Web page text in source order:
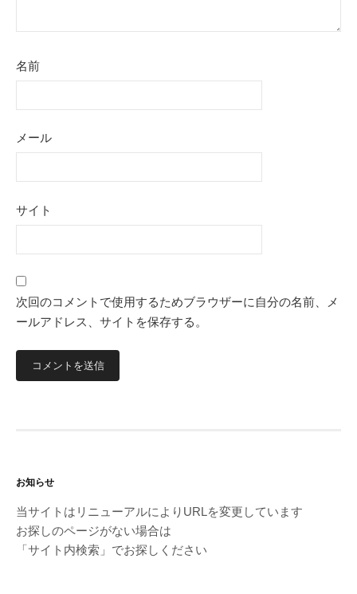
名前
メール
サイト
次回のコメントで使用するためブラウザーに自分の名前、メ
ールアドレス、サイトを保存する。
お知らせ
当サイトはリニューアルによりURLを変更しています
お探しのページがない場合は
「サイト内検索」でお探しください